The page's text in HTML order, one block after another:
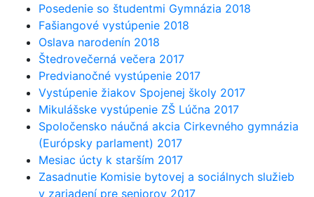
Posedenie so študentmi Gymnázia 2018
Fašiangové vystúpenie 2018
Oslava narodenín 2018
Štedrovečerná večera 2017
Predvianočné vystúpenie 2017
Vystúpenie žiakov Spojenej školy 2017
Mikulášske vystúpenie ZŠ Lúčna 2017
Spoločensko náučná akcia Cirkevného gymnázia
(Európsky parlament) 2017
Mesiac úcty k starším 2017
Zasadnutie Komisie bytovej a sociálnych služieb
v zariadení pre seniorov 2017